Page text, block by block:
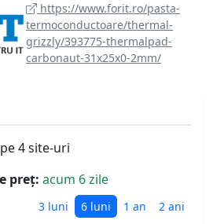
https://www.forit.ro/pasta-
termoconductoare/thermal-
grizzly/393775-thermalpad-
carbonaut-31x25x0-2mm/
4 site-uri
preț: acum 6 zile
3 luni 6 luni 1 an 2 ani